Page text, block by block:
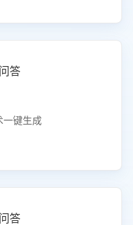
答
一键生成
答